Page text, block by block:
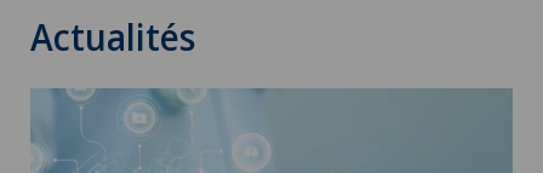
Cancer de la thyroïde (carcinome thyroïdien)
Actualités